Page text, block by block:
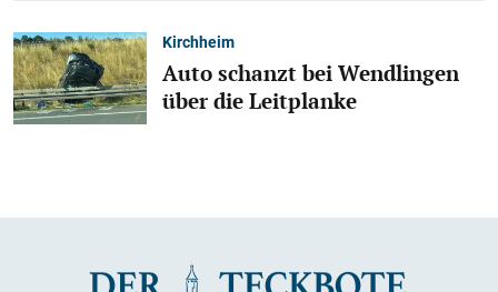
Kirchheim
Auto schanzt bei Wendlingen
über die Leitplanke